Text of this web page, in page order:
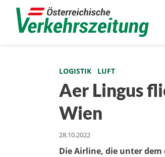
LOGISTIK LUFT
Aer Lingus
Wien
28.10.2022
Die Airline, die unter